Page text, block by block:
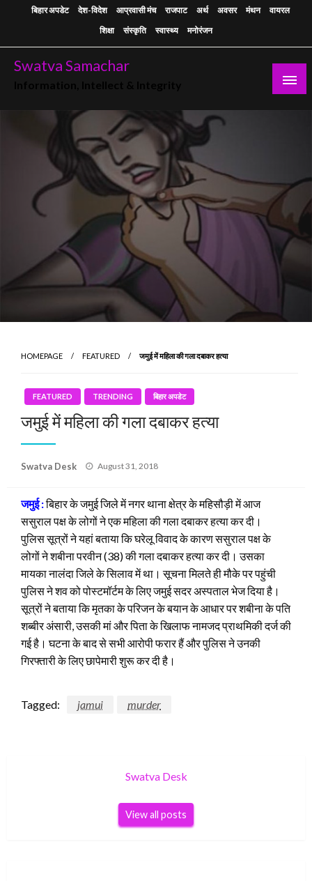
बिहार अपडेट देश-विदेश आप्रवासी मंच राजपाट अर्थ अवसर मंथन
वायरल
शिक्षा
संस्कृति स्वास्थ्य मनोरंजन
Swatva Samachar
HOMEPAGE FEATURED जमुई में महिला की गला दबाकर हत्या
FEATURED TRENDING बिहार अपडेट
जमुई में महिला की गला दबाकर हत्या
Swatva Desk
Posted
August 31, 2018
जमुई :बिहार के जमुई जिले में नगर थाना क्षेत्र के महिसौड़ी में आज
ससुराल पक्ष के लोगों ने एक महिला की गला दबाकर हत्या कर दी।
पुलिस सूत्रों ने यहां बताया कि घरेलू विवाद के कारण ससुराल पक्ष के
लोगों ने शबीना परवीन (38) की गला दबाकर हत्या कर दी। उसका
मायका नालंदा जिले के सिलाव में था। सूचना मिलते ही मौके पर पहुंची
पुलिस ने शव को पोस्टमॉर्टम के लिए जमुई सदर अस्पताल भेज दिया है।
सूत्रों ने बताया कि मृतका के परिजन के बयान के आधार पर शबीना के पति
शब्बीर अंसारी, उसकी मां और पिता के खिलाफ नामजद प्राथमिकी दर्ज की
गई है। घटना के बाद से सभी आरोपी फरार हैं और पुलिस ने उनकी
गिरफ्तारी के लिए छापेमारी शुरू कर दी है।
Tagged: jamui murder
Swatva Desk
View all posts